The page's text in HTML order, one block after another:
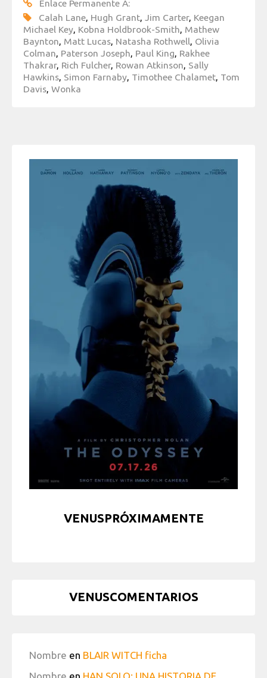
Enlace Permanente A:
Calah Lane, Hugh Grant, Jim Carter, Keegan
Michael Key, Kobna Holdbrook-Smith, Mathew
Baynton, Matt Lucas, Natasha Rothwell, Olivia
Colman, Paterson Joseph, Paul King, Rakhee
Thakrar, Rich Fulcher, Rowan Atkinson, Sally
Hawkins, Simon Farnaby, Timothee Chalamet, Tom
Davis, Wonka
VENUSPRÓXIMAMENTE
VENUSCOMENTARIOS
Nombre en BLAIR WITCH ficha